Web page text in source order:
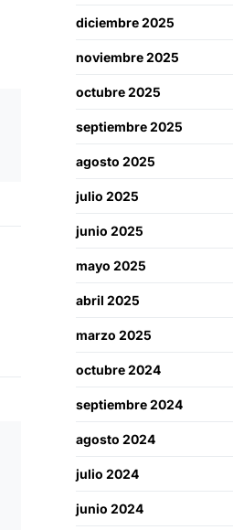
diciembre 2025
noviembre 2025
octubre 2025
septiembre 2025
agosto 2025
julio 2025
junio 2025
mayo 2025
abril 2025
marzo 2025
octubre 2024
septiembre 2024
agosto 2024
julio 2024
junio 2024